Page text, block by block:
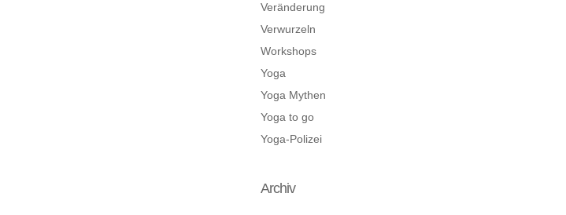
Veränderung
Verwurzeln
Workshops
Yoga
Yoga Mythen
Yoga to go
Yoga-Polizei
Archiv